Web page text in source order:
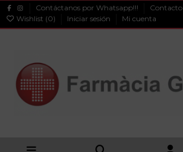
Contáctanos por Whatsapp!!! Contacto
Wishlist (0) Iniciar sesión Mi cuenta